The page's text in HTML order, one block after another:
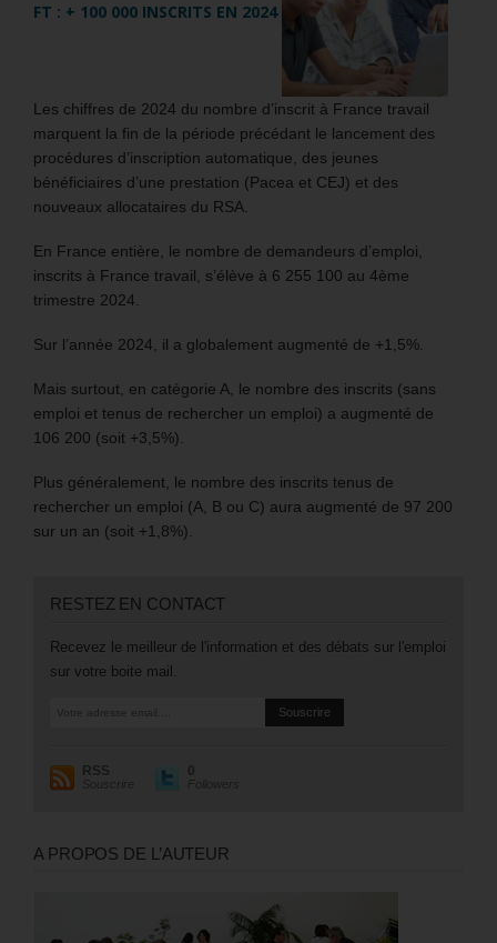
FT : + 100 000 INSCRITS EN 2024
Les chiffres de 2024 du nombre d’inscrit à France travail
marquent la fin de la période précédant le lancement des
procédures d’inscription automatique, des jeunes
bénéficiaires d’une prestation (Pacea et CEJ) et des
nouveaux allocataires du RSA.
En France entière, le nombre de demandeurs d’emploi,
inscrits à France travail, s’élève à 6 255 100 au 4ème
trimestre 2024.
Sur l’année 2024, il a globalement augmenté de +1,5%.
Mais surtout, en catégorie A, le nombre des inscrits (sans
emploi et tenus de rechercher un emploi) a augmenté de
106 200 (soit +3,5%).
Plus généralement, le nombre des inscrits tenus de
rechercher un emploi (A, B ou C) aura augmenté de 97 200
sur un an (soit +1,8%).
RESTEZ EN CONTACT
Recevez le meilleur de l'information et des débats sur l'emploi
sur votre boite mail.
RSS
Souscrire
0
Followers
A PROPOS DE L’AUTEUR